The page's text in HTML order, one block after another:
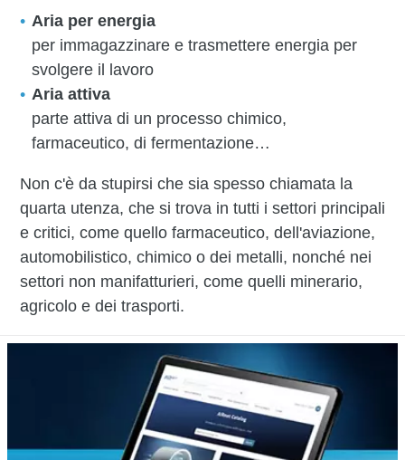
Aria per energia
per immagazzinare e trasmettere energia per
svolgere il lavoro
Aria attiva
parte attiva di un processo chimico,
farmaceutico, di fermentazione…
Non c'è da stupirsi che sia spesso chiamata la
quarta utenza, che si trova in tutti i settori principali
e critici, come quello farmaceutico, dell'aviazione,
automobilistico, chimico o dei metalli, nonché nei
settori non manifatturieri, come quelli minerario,
agricolo e dei trasporti.